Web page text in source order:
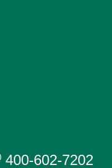
400-602-7202